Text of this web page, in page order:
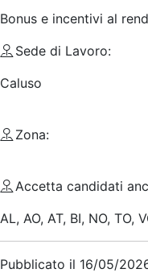
Bonus e incentivi al
Sede di Lavoro:
Caluso
Zona:
Accetta candidati
AL, AO, AT, BI, NO, TO,
Pubblicato il 16/05/